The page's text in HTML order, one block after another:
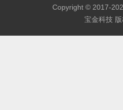
Copyright © 2017-
宝金科技